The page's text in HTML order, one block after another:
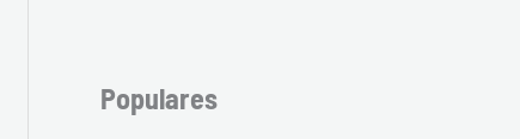
Populares